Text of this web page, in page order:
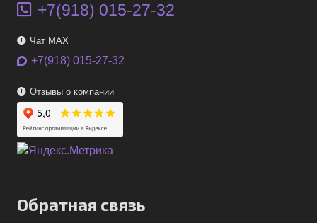
+7(918) 015-27-32
Чат MAX
+7(918) 015-27-32
Отзывы о компании
Обратная связь